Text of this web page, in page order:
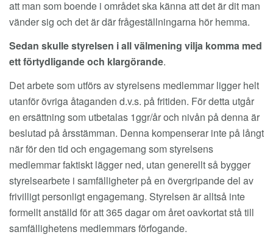
att man som boende i området ska känna att det är dit man
vänder sig och det är där frågeställningarna hör hemma.
Sedan skulle styrelsen i all välmening vilja komma med
ett förtydligande och klargörande.
Det arbete som utförs av styrelsens medlemmar ligger helt
utanför övriga åtaganden d.v.s. på fritiden. För detta utgår
en ersättning som utbetalas 1ggr/år och nivån på denna är
beslutad på årsstämman. Denna kompenserar inte på långt
när för den tid och engagemang som styrelsens
medlemmar faktiskt lägger ned, utan generellt så bygger
styrelsearbete i samfälligheter på en övergripande del av
frivilligt personligt engagemang. Styrelsen är alltså inte
formellt anställd för att 365 dagar om året oavkortat stå till
samfällighetens medlemmars förfogande.